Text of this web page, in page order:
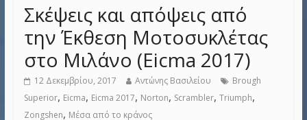
Σκέψεις και απόψεις από
την Έκθεση Μοτοσυκλέτας
στο Μιλάνο (Eicma 2017)
12 Δεκεμβρίου, 2017 Αντώνης Βασιλείου
Brough
Superior, Eicma, Eicma 2017, Norton, Scrambler, Triumph,
Zongshen, Μέσα από το κράνος